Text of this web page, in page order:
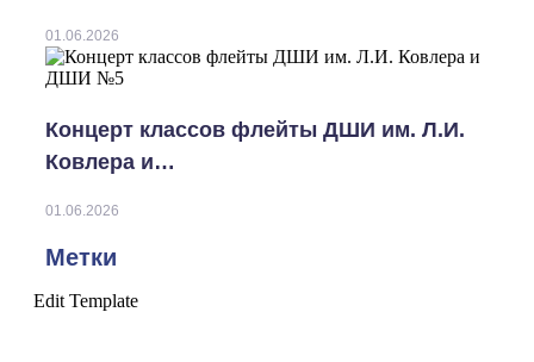
01.06.2026
Концерт классов флейты ДШИ им. Л.И.
Ковлера и…
01.06.2026
Метки
Edit Template